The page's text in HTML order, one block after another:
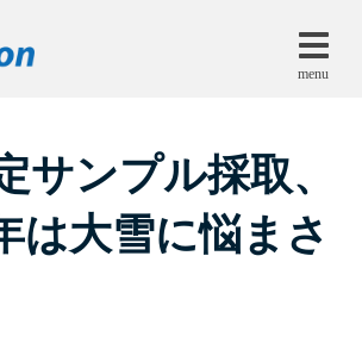
menu
サンプル採取、
は大雪に悩まさ